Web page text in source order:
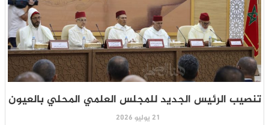
تنصيب الرئيس الجديد للمجلس العلمي المحلي بالعيون
21 يوليو 2026